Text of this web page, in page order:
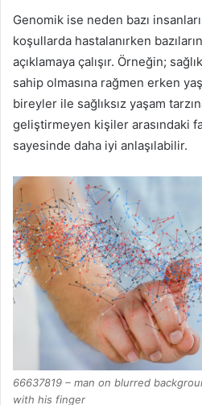
Genomik ise neden bazı
koşullarda hastalanırken
açıklamaya çalışır. Örneğin;
sahip olmasına rağmen erken
bireyler ile sağlıksız yaşam
geliştirmeyen kişiler arasındaki
sayesinde daha iyi anlaşılabilir.
66637819 – man on blurred
with his finger